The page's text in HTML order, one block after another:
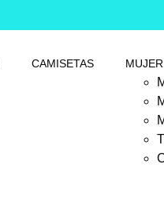
CAMISETAS MUJER